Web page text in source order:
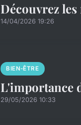
Découvrez
14/04/2026 19:26
BIEN-ÊTRE
L'importance
29/05/2026 10:33